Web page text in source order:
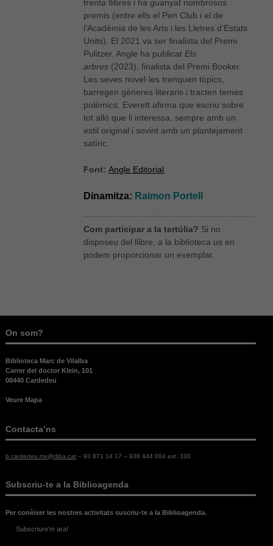
trenta llibres i ha guanyat nombrosos
premis (entre ells el Pen Club i el de
l’Acadèmia de les Arts i les Lletres d’Estats
Units). El 2021 va ser finalista del Premi
Pulitzer. Angle ha publicat Els
arbres (2023), finalista del Premi Booker.
Les seves novel·les trenquen tòpics,
barregen gèneres literaris i tracten temes
polèmics. Everett afirma que escriu sobre
tot allò que li interessa, sempre amb un
estil original i sovint amb un plantejament
satíric.
Font:Angle Editorial
Dinamitza: Raimon Portell
Com participar a la tertúlia? Si no
disposeu del llibre, a la biblioteca us en
podem proporcionar un exemplar.
On som?
Biblioteca Marc de Vilalba
Carrer del doctor Klein, 101
08440 Cardedeu
Veure Mapa
Contacta’ns
b.cardedeu.mv@diba.cat– 93 871 14 17 – 938 444 004 ext. 330
Subscriu-te a la Biblioagenda
Per conèixer les nostres activitats suscriu-te a la Biblioagenda.
Subscriure'm ara!
funcionament
web.
Estadístiques
la nostra web